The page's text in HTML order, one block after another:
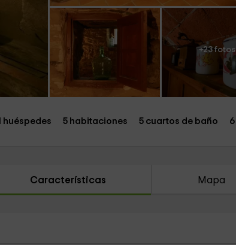
+23 fotos
huéspedes 5 habitaciones 5 cuartos de baño
Características Mapa